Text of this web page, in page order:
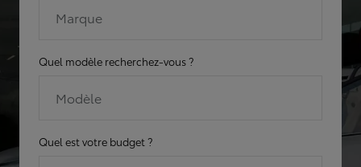
Marque
Quel modèle recherchez-vous ?
Modèle
Quel est votre budget ?